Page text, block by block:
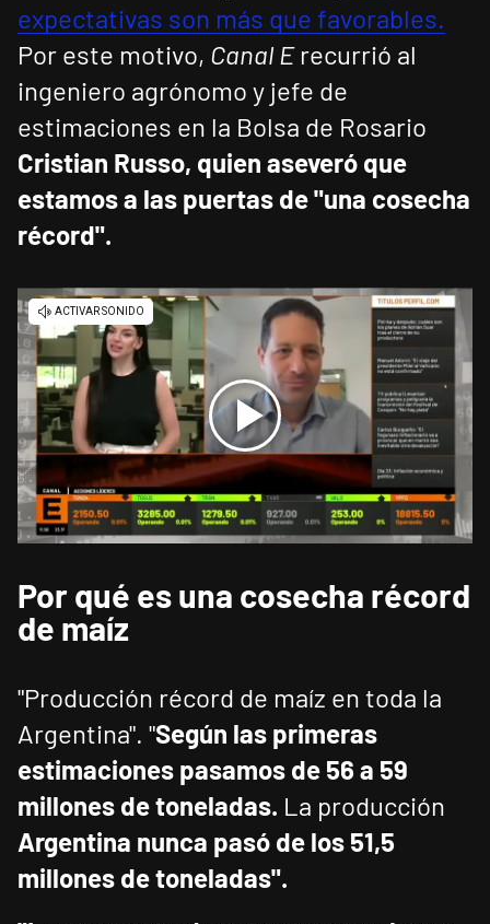
expectativas son más que favorables.
Por este motivo, Canal E recurrió al
ingeniero agrónomo y jefe de
estimaciones en la Bolsa de Rosario
Cristian Russo, quien aseveró que
estamos a las puertas de "una cosecha
récord".
Por qué es una cosecha récord
de maíz
"Producción récord de maíz en toda la
Argentina". "Según las primeras
estimaciones pasamos de 56 a 59
millones de toneladas. La producción
Argentina nunca pasó de los 51,5
millones de toneladas".